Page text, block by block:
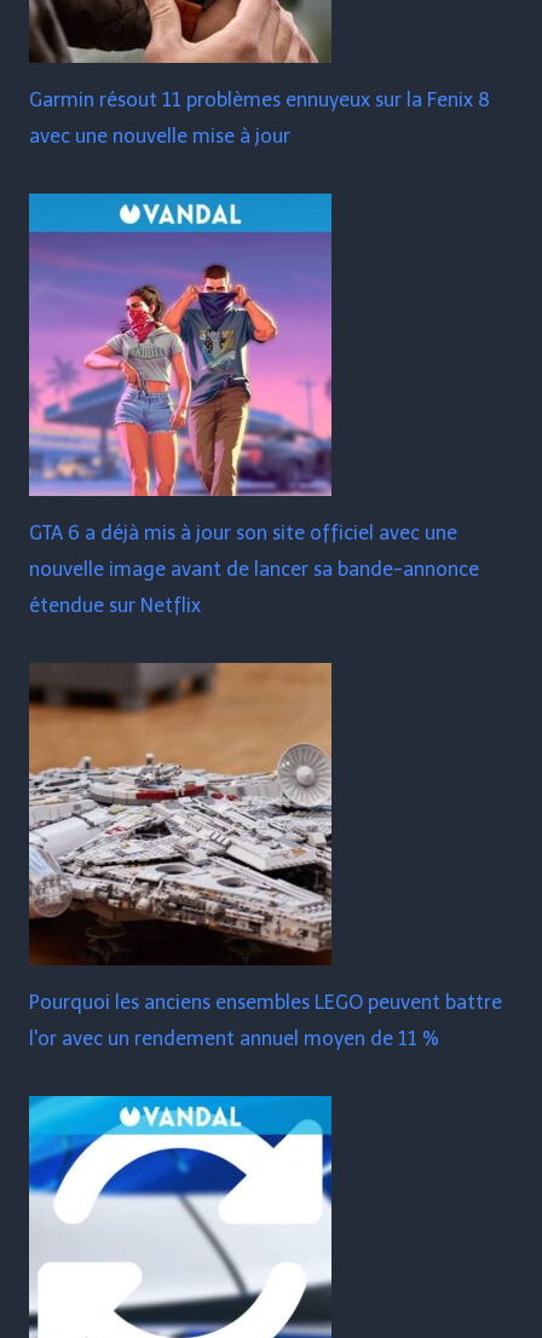
Garmin résout 11 problèmes ennuyeux sur la Fenix ​​​​8
avec une nouvelle mise à jour
GTA 6 a déjà mis à jour son site officiel avec une
nouvelle image avant de lancer sa bande-annonce
étendue sur Netflix
Pourquoi les anciens ensembles LEGO peuvent battre
l'or avec un rendement annuel moyen de 11 %